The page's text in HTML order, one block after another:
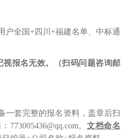
户全国 +四川+福建名单、中标通
视报名无效。（扫码问题咨询邮
一套完整的报名资料，盖章后扫
773005436@qq.com。 文档命名